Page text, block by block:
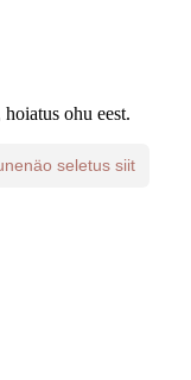
ohu eest.
seletus siit